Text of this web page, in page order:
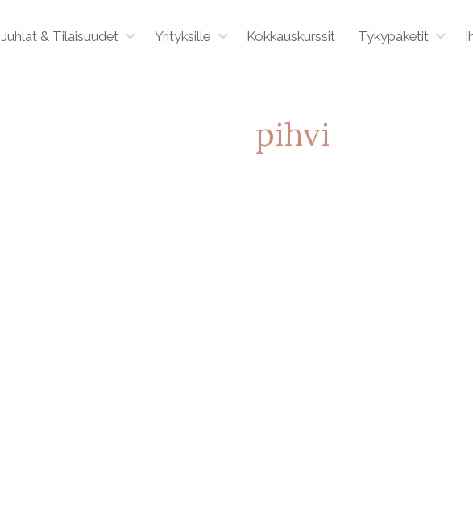
Juhlat & Tilaisuudet Yrityksille Kokkauskurssit Tykypaketit
pihvi